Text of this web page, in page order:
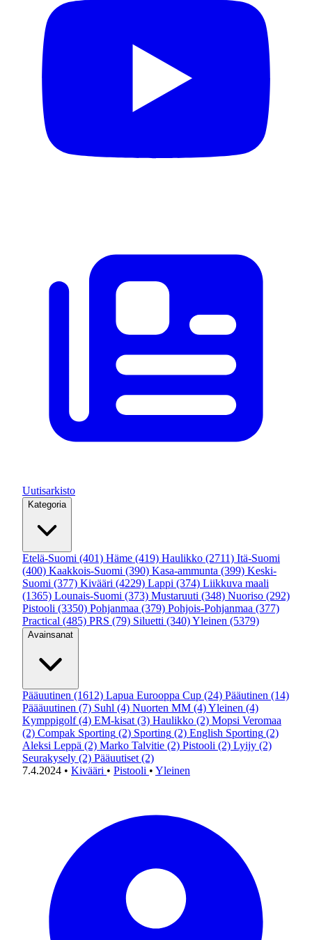
Uutisarkisto
Kategoria
Etelä-Suomi (401) Häme (419) Haulikko (2711) Itä-Suomi
(400) Kaakkois-Suomi (390) Kasa-ammunta (399) Keski-
Suomi (377) Kivääri (4229) Lappi (374) Liikkuva maali
(1365) Lounais-Suomi (373) Mustaruuti (348) Nuoriso (292)
Pistooli (3350) Pohjanmaa (379) Pohjois-Pohjanmaa (377)
Practical (485) PRS (79) Siluetti (340)Yleinen (5379)
Avainsanat
Pääuutinen (1612) Lapua Eurooppa Cup (24) Pääutinen (14)
Päääuutinen (7) Suhl (4) Nuorten MM (4)Yleinen (4)
Kymppigolf (4) EM-kisat (3) Haulikko (2) Mopsi Veromaa
(2) Compak Sporting (2) Sporting (2) English Sporting (2)
Aleksi Leppä (2) Marko Talvitie (2) Pistooli (2) Lyijy (2)
Seurakysely (2) Pääuutiset (2)
7.4.2024 • Kivääri • Pistooli • Yleinen